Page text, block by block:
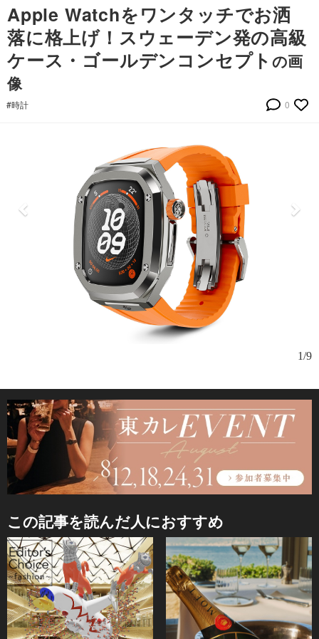
Apple Watchをワンタッチでお洒
落に格上げ！スウェーデン発の高級
ケース・ゴールデンコンセプトの画
像
#時計 0
1/9
この記事を読んだ人におすすめ